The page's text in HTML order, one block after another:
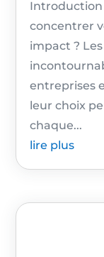
Introduction
concentrer
impact ?
entreprises
leur choix
chaque...
lire plus